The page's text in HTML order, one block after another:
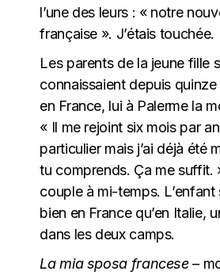
l’une des leurs : « notre
française ». J’étais touchée.
Les parents de la jeune fille
connaissaient depuis
en France, lui à Palerme la
« Il me rejoint six mois par
particulier mais j’ai déjà été
tu comprends. Ça me suffit.
couple à mi-temps. L’enfant
bien en France qu’en Italie,
dans les deux camps.
La mia sposa francese–